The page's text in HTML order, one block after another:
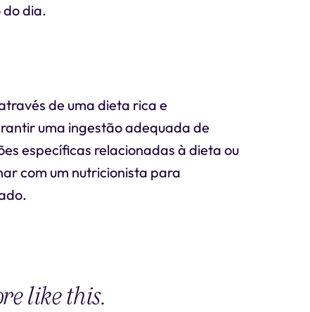
do dia.
de uma dieta rica e
uma ingestão adequada de
específicas relacionadas à dieta ou
com um nutricionista para
like this.